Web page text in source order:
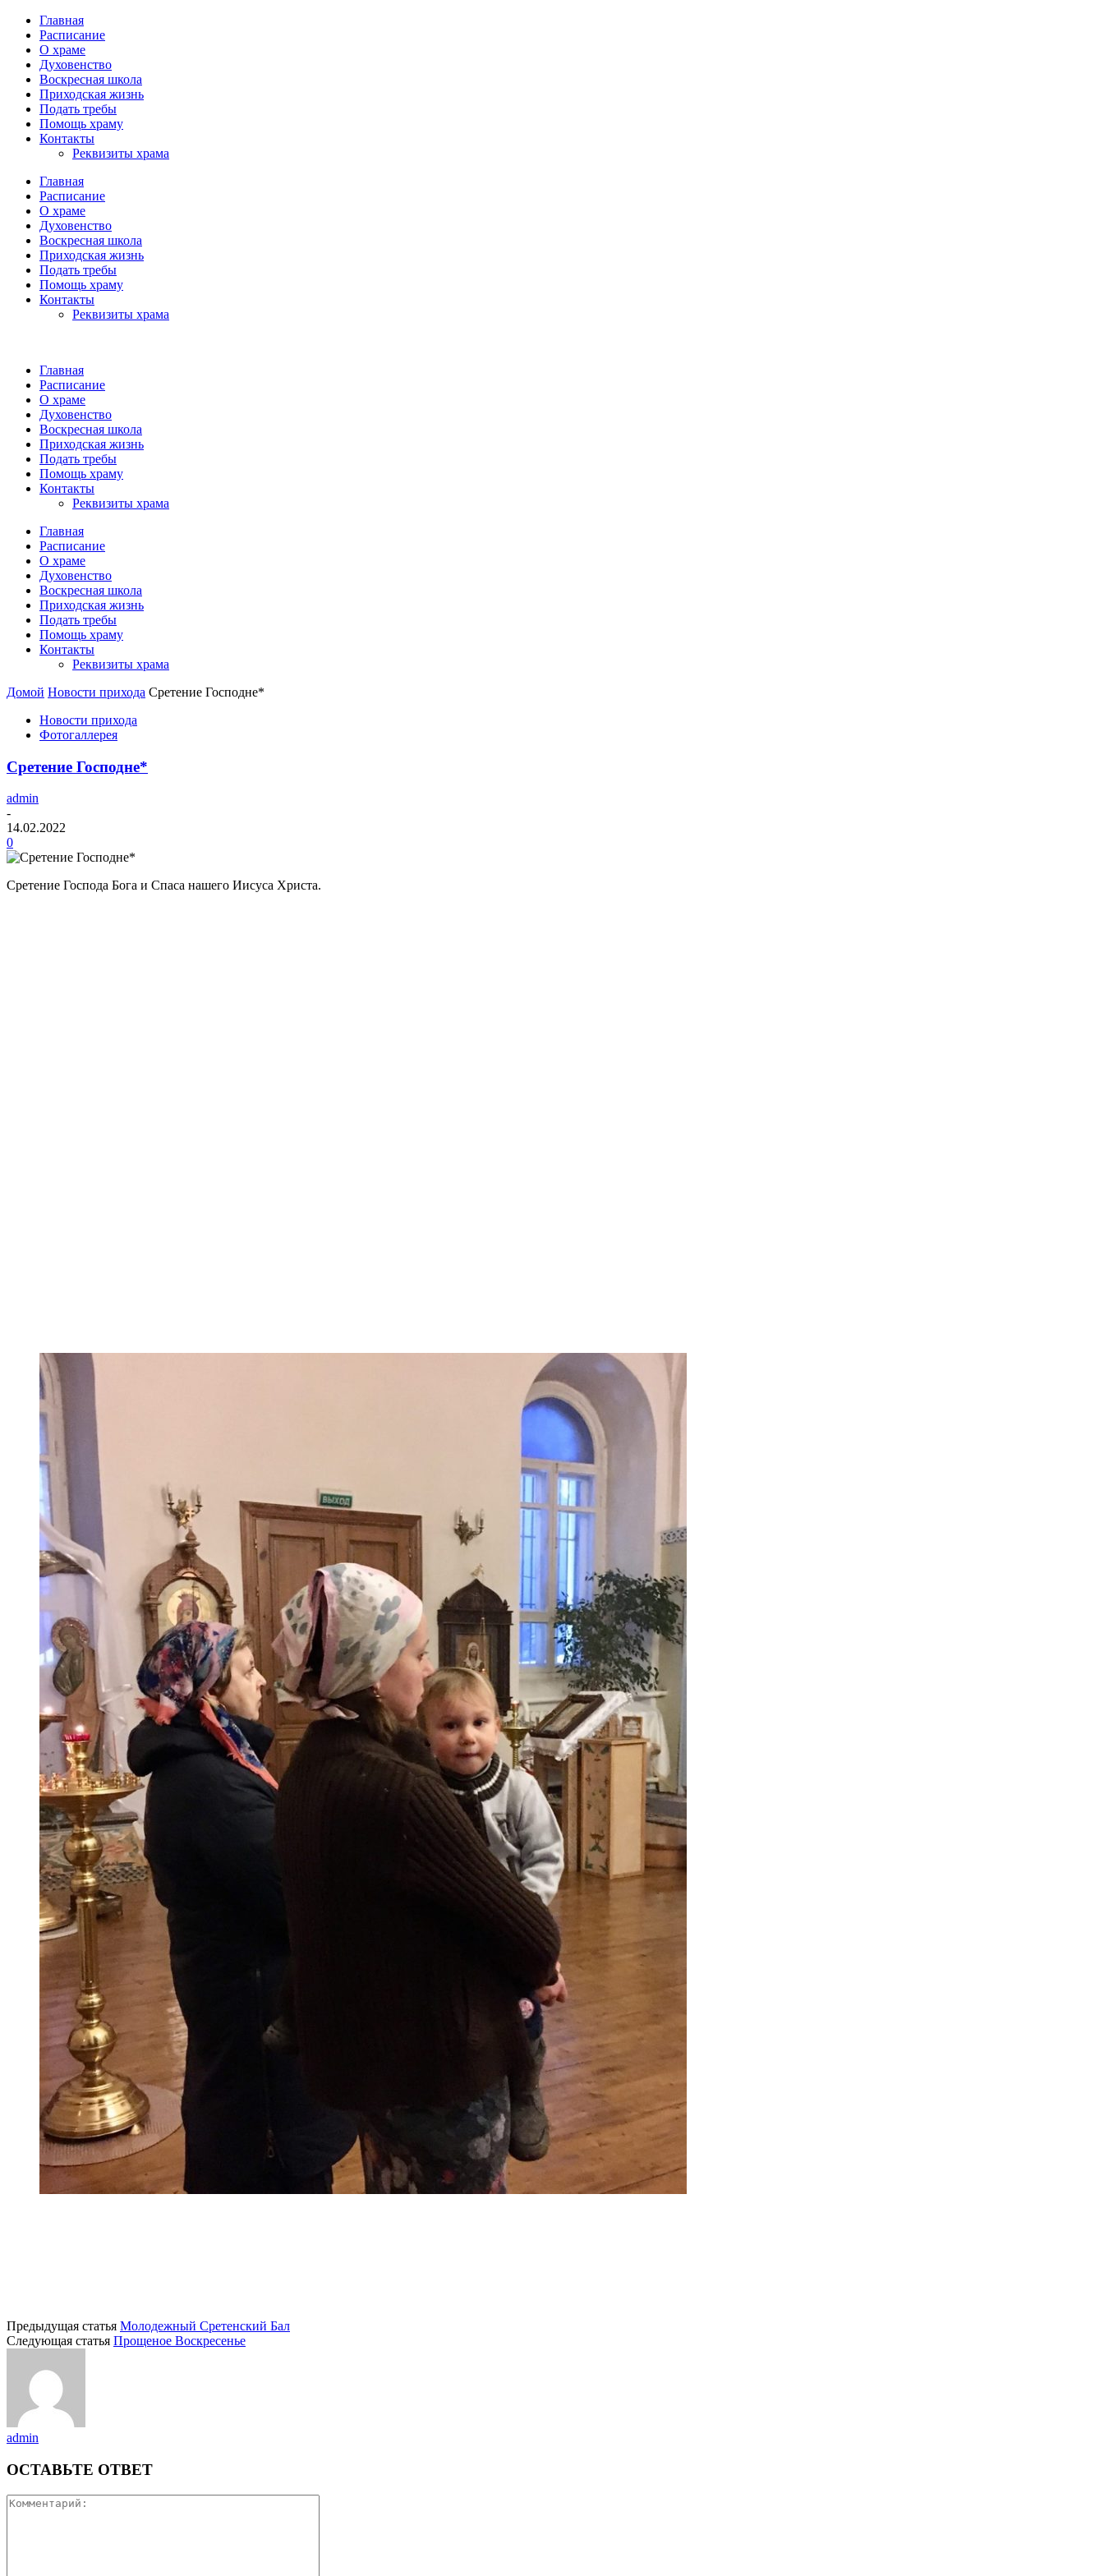
Главная
Расписание
О храме
Духовенство
Воскресная школа
Приходская жизнь
Подать требы
Помощь храму
Контакты
Реквизиты храма
Главная
Расписание
О храме
Духовенство
Воскресная школа
Приходская жизнь
Подать требы
Помощь храму
Контакты
Реквизиты храма
Главная
Расписание
О храме
Духовенство
Воскресная школа
Приходская жизнь
Подать требы
Помощь храму
Контакты
Реквизиты храма
Главная
Расписание
О храме
Духовенство
Воскресная школа
Приходская жизнь
Подать требы
Помощь храму
Контакты
Реквизиты храма
Домой Новости прихода Сретение Господне*
Новости прихода
Фотогаллерея
Сретение Господне*
admin
-
14.02.2022
0
Сретение Господа Бога и Спаса нашего Иисуса Христа.
Предыдущая статья Молодежный Сретенский Бал
Следующая статья Прощеное Воскресенье
admin
ОСТАВЬТЕ ОТВЕТ